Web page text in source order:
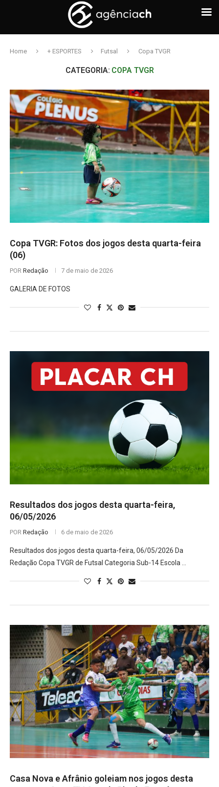
Home + ESPORTES Futsal Copa TVGR
CATEGORIA: COPA TVGR
Copa TVGR: Fotos dos jogos desta quarta-feira
(06)
POR Redação 7 de maio de 2026
GALERIA DE FOTOS
Resultados dos jogos desta quarta-feira,
06/05/2026
POR Redação 6 de maio de 2026
Resultados dos jogos desta quarta-feira, 06/05/2026 Da
Redação Copa TVGR de Futsal Categoria Sub-14 Escola …
Casa Nova e Afrânio goleiam nos jogos desta